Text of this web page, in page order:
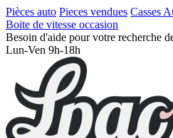
Pièces auto Pieces vendues Casses
Boite de vitesse occasion
Besoin d'aide pour votre recherche
Lun-Ven 9h-18h